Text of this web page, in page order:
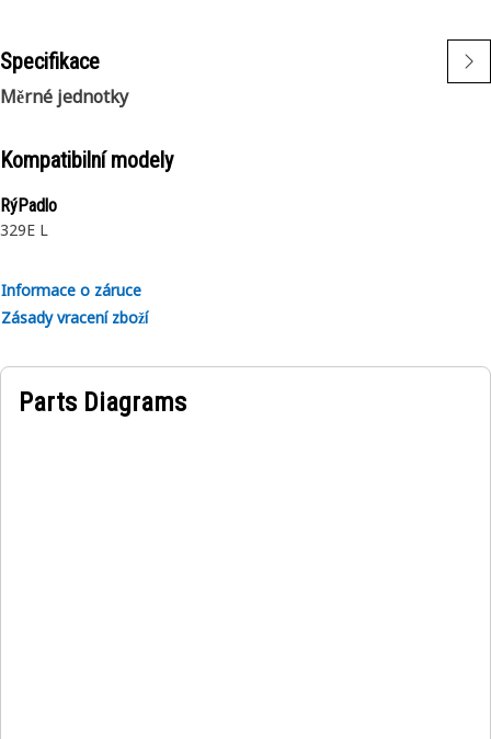
Specifikace
Měrné jednotky
Kompatibilní modely
RýPadlo
329E L
Informace o záruce
Zásady vracení zboží
Parts Diagrams